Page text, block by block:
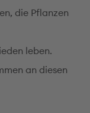
die Pflanzen
leben.
an diesen